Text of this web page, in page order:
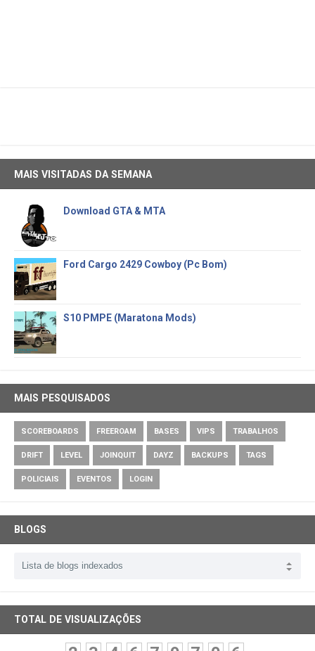
MAIS VISITADAS DA SEMANA
Download GTA & MTA
Ford Cargo 2429 Cowboy (Pc Bom)
S10 PMPE (Maratona Mods)
MAIS PESQUISADOS
SCOREBOARDS FREEROAM BASES VIPS TRABALHOS
DRIFT LEVEL JOINQUIT DAYZ BACKUPS TAGS
POLICIAIS EVENTOS LOGIN
BLOGS
TOTAL DE VISUALIZAÇÕES